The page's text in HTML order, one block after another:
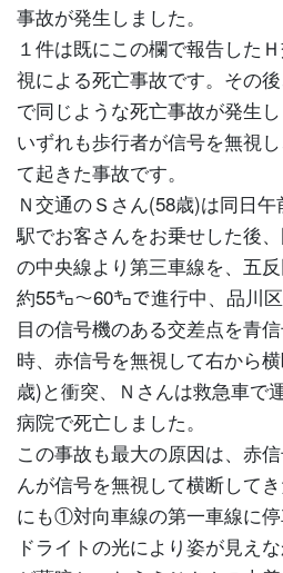
事故が発生しました。
１件は既にこの欄で報告した
視による死亡事故です。その
で同じような死亡事故が発生し
いずれも歩行者が信号を無視
て起きた事故です。
Ｎ交通のＳさん(58歳)は同日
駅でお客さんをお乗せした後
の中央線より第三車線を、五
約55㌔～60㌔で進行中、品川
目の信号機のある交差点を青
時、赤信号を無視して右から
歳)と衝突、Ｎさんは救急車で
病院で死亡しました。
この事故も最大の原因は、赤
んが信号を無視して横断して
にも①対向車線の第一車線に
ドライトの光により姿が見え